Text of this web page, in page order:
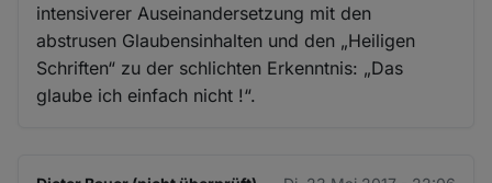
intensiverer Auseinandersetzung mit den
abstrusen Glaubensinhalten und den „Heiligen
Schriften“ zu der schlichten Erkenntnis: „Das
glaube ich einfach nicht !“.